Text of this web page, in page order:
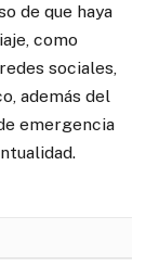
de que haya
como
sociales,
además del
emergencia